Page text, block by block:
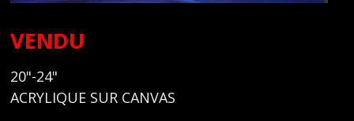
VENDU
20"-24"
ACRYLIQUE SUR CANVAS